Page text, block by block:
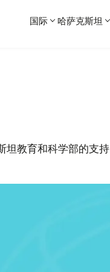
国际 哈萨克斯坦
坦教育和科学部的支持